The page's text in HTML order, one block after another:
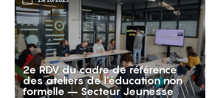
2e RDV du cadre de référence
des ateliers de l’éducation non
formelle – Secteur Jeunesse